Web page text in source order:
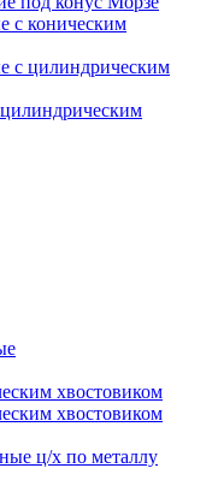
с коническим
с цилиндрическим
хвостовиком
хвостовиком
ц/х по металлу